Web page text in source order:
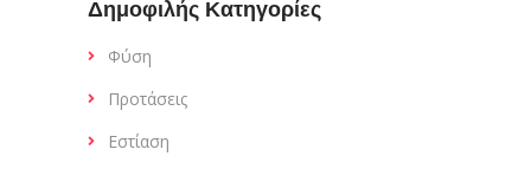
Δημοφιλής Κατηγορίες
Φύση
Προτάσεις
Εστίαση